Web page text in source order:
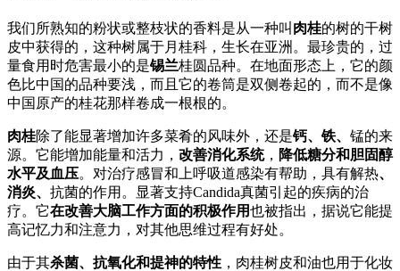
我们所熟知的粉状或整枝状的香料是从一种叫 肉桂的树的干树
皮中获得的，这种树属于月桂科，生长在亚洲。最珍贵的，过
量食用时危害最小的是锡兰桂圆品种。在地面形态上，它的颜
色比中国的品种要浅，而且它的卷筒是双侧卷起的，而不是像
中国原产的桂花那样卷成一根根的。
肉桂除了能显著增加许多菜肴的风味外，还是钙、铁、 锰的来
源。它能增加能量和活力， 改善消化系统， 降低糖分和胆固醇
水平及血压。对治疗感冒和上呼吸道感染有帮助，具有解热、
消炎、 抗菌的作用。显著支持Candida真菌引起的疾病的治
疗。它在改善大脑工作方面的积极作用也被指出，据说它能提
高记忆力和注意力，对其他思维过程有好处。
由于其杀菌、抗氧化和提神的特性 ，肉桂树皮和油也用于化妆